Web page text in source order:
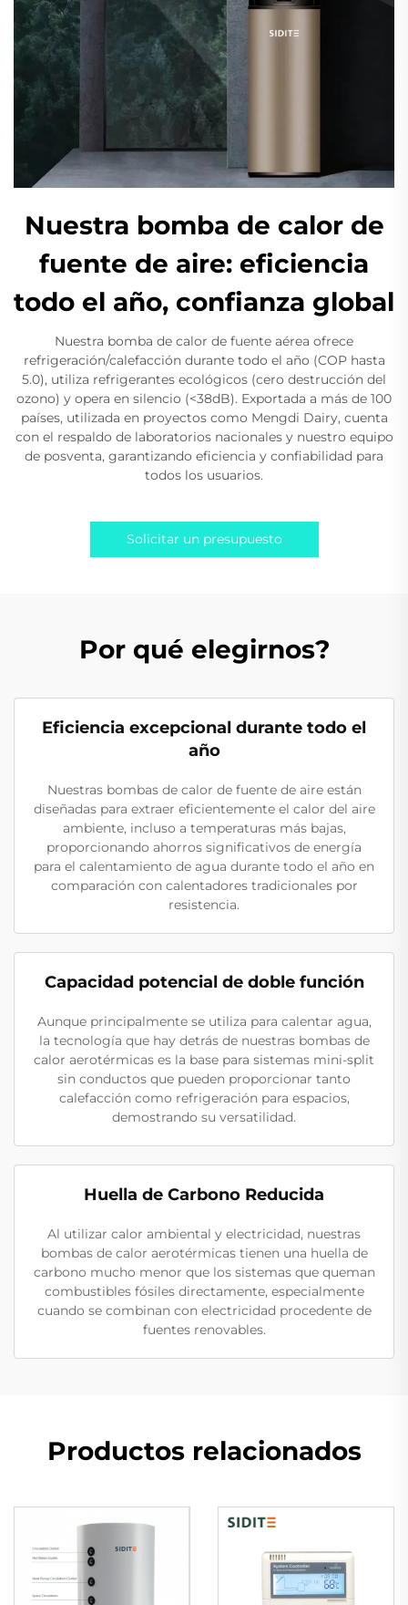
Nuestra bomba de calor de
fuente de aire: eficiencia
todo el año, confianza global
Nuestra bomba de calor de fuente aérea ofrece
refrigeración/calefacción durante todo el año (COP hasta
5.0), utiliza refrigerantes ecológicos (cero destrucción del
ozono) y opera en silencio (<38dB). Exportada a más de 100
países, utilizada en proyectos como Mengdi Dairy, cuenta
con el respaldo de laboratorios nacionales y nuestro equipo
de posventa, garantizando eficiencia y confiabilidad para
todos los usuarios.
Solicitar un presupuesto
Por qué elegirnos?
Eficiencia excepcional durante todo el
año
Nuestras bombas de calor de fuente de aire están
diseñadas para extraer eficientemente el calor del aire
ambiente, incluso a temperaturas más bajas,
proporcionando ahorros significativos de energía
para el calentamiento de agua durante todo el año en
comparación con calentadores tradicionales por
resistencia.
Capacidad potencial de doble función
Aunque principalmente se utiliza para calentar agua,
la tecnología que hay detrás de nuestras bombas de
calor aerotérmicas es la base para sistemas mini-split
sin conductos que pueden proporcionar tanto
calefacción como refrigeración para espacios,
demostrando su versatilidad.
Huella de Carbono Reducida
Al utilizar calor ambiental y electricidad, nuestras
bombas de calor aerotérmicas tienen una huella de
carbono mucho menor que los sistemas que queman
combustibles fósiles directamente, especialmente
cuando se combinan con electricidad procedente de
fuentes renovables.
Productos relacionados